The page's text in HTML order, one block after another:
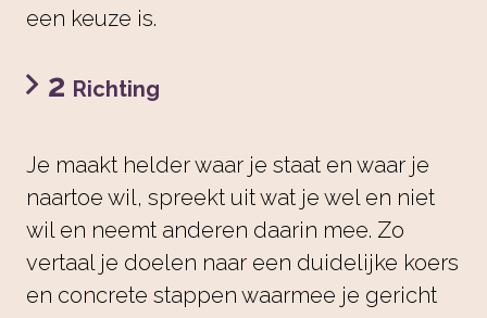
een keuze is.
2 Richting
Je maakt helder waar je staat en waar je
naartoe wil, spreekt uit wat je wel en niet
wil en neemt anderen daarin mee. Zo
vertaal je doelen naar een duidelijke koers
en concrete stappen waarmee je gericht